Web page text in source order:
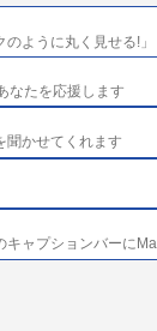
ように丸く見せる!」
なたを応援します
聞かせてくれます
キャプションバーに